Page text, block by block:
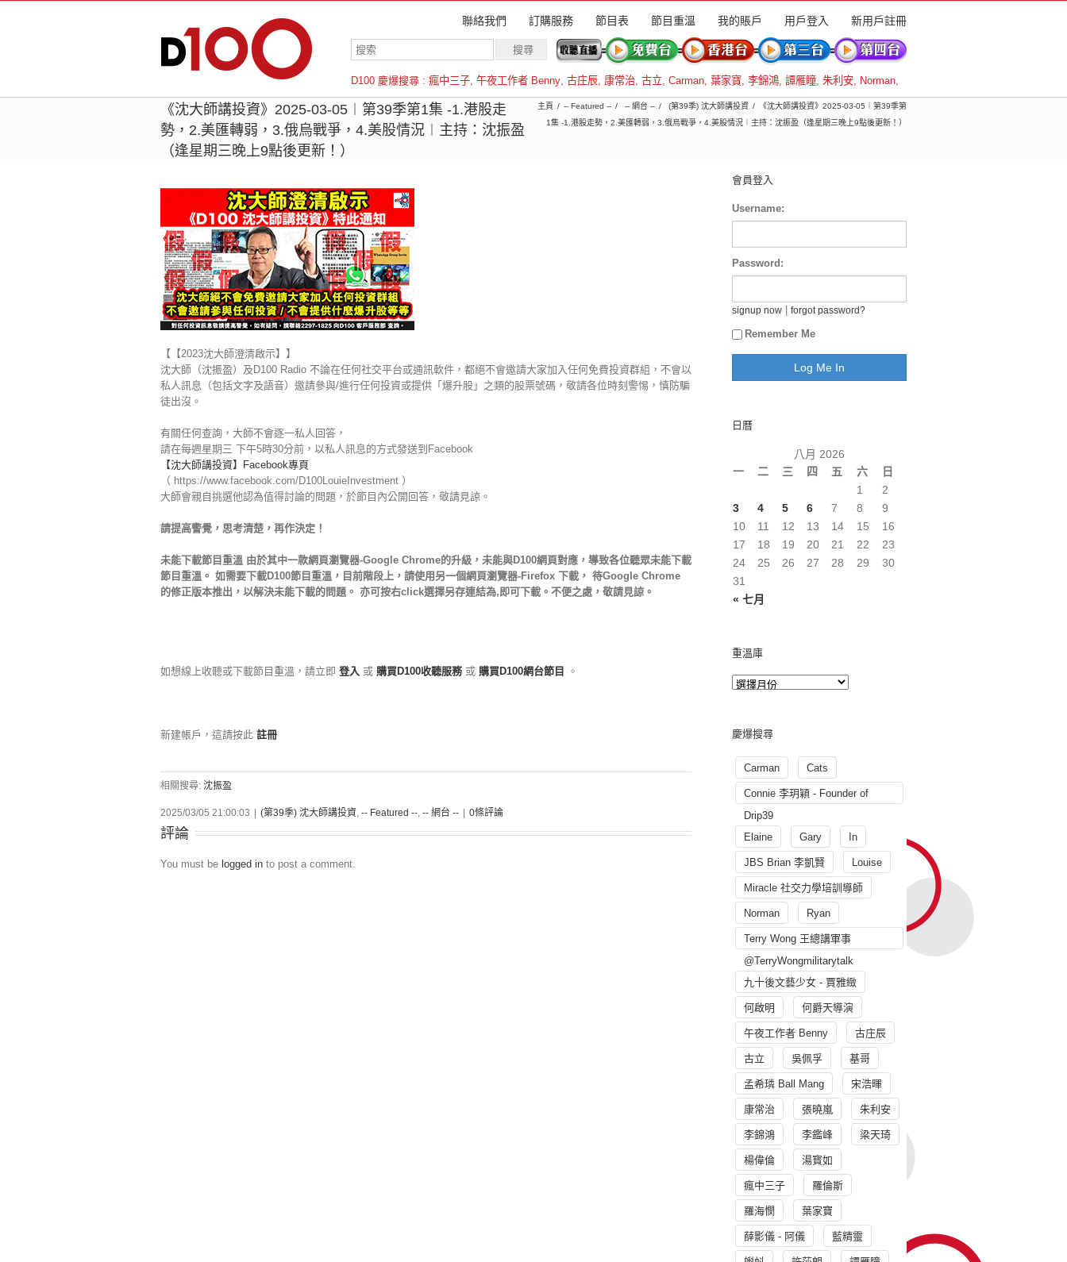
聯絡我們 訂購服務 節目表 節目重溫 我的賬戶 用戶登入 新用戶註冊
D100 慶爆搜尋 : 瘋中三子, 午夜工作者 Benny, 古庄辰, 康常治, 古立, Carman, 葉家寶, 李錦鴻, 譚雁瞳, 朱利安, Norman,
羅倫斯
《沈大師講投資》2025-03-05︱第39季第1集 -1.港股走
勢，2.美匯轉弱，3.俄烏戰爭，4.美股情況︱主持：沈振盈
（逢星期三晚上9點後更新！）
主頁 -- Featured -- -- 網台 -- (第39季) 沈大師講投資
《沈大師講投資》2025-03-05︱第39季第
1集 -1.港股走勢，2.美匯轉弱，3.俄烏戰爭，4.美股情況︱主持：沈振盈（逢星期三晚上9點後更新！）
【【2023沈大師澄清啟示】】
沈大師（沈振盈）及D100 Radio 不論在任何社交平台或通訊軟件，都絕不會邀請大家加入任何免費投資群組，不會以
私人訊息（包括文字及語音）邀請參與/進行任何投資或提供「爆升股」之類的股票號碼，敬請各位時刻警惕，慎防騙
徒出沒。
有關任何查詢，大師不會逐一私人回答，
請在每週星期三 下午5時30分前，以私人訊息的方式發送到Facebook
【沈大師講投資】Facebook專頁
（ https://www.facebook.com/D100LouieInvestment ）
大師會親自挑選他認為值得討論的問題，於節目內公開回答，敬請見諒。
請提高警覺，思考清楚，再作決定！
未能下載節目重溫 由於其中一款網頁瀏覽器-Google Chrome的升級，未能與D100網頁對應，導致各位聽眾未能下載
節目重溫。 如需要下載D100節目重溫，目前階段上，請使用另一個網頁瀏覽器-Firefox 下載， 待Google Chrome
的修正版本推出，以解決未能下載的問題。 亦可按右click選擇另存連結為,即可下載。不便之處，敬請見諒。
如想線上收聽或下載節目重溫，請立即 登入 或 購買D100收聽服務 或 購買D100網台節目 。
新建帳戶，這請按此 註冊
相關搜尋: 沈振盈
2025/03/05 21:00:03 (第39季) 沈大師講投資, -- Featured --, -- 網台 -- 0條評論
評論
You must be logged in to post a comment.
會員登入
Username:
Password:
signup now forgot password?
Remember Me
日曆
八月 2026
一
二 三 四 五 六 日
« 七月
1
2
3
4 5 6 7 8
9
10
11 12 13 14 15
16
17
18 19 20 21 22
23
24
25 26 27 28 29
30
31
重溫庫
慶爆搜尋
Carman Cats
Connie 李玥穎 - Founder of
Drip39
Elaine
Gary In
JBS Brian 李凱賢 Louise
Miracle 社交力學培訓導師
Norman Ryan
Terry Wong 王總講軍事
@TerryWongmilitarytalk
九十後文藝少女 - 賈雅緻
何啟明 何爵天導演
午夜工作者 Benny 古庄辰
古立 吳佩孚 基哥
孟希璘 Ball Mang 宋浩暉
康常治 張曉嵐 朱利安
李錦鴻 李鑑峰 梁天琦
楊偉倫 湯寳如
瘋中三子 羅倫斯
羅海憫 葉家寶
薛影儀 - 阿儀 藍精靈